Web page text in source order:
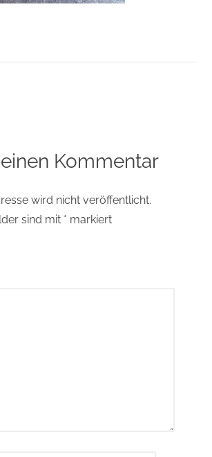
Kommentar
wird nicht veröffentlicht.
sind mit * markiert